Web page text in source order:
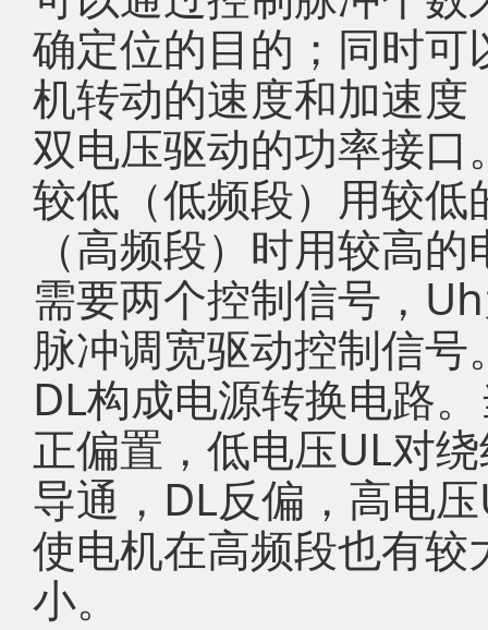
确定位的目的；同时
机转动的速度和加速
双电压驱动的功率接
较低（低频段）用较
（高频段）时用较高
需要两个控制信号，
脉冲调宽驱动控制信
DL构成电源转换电路
正偏置，低电压UL对
导通，DL反偏，高电
使电机在高频段也有
小。